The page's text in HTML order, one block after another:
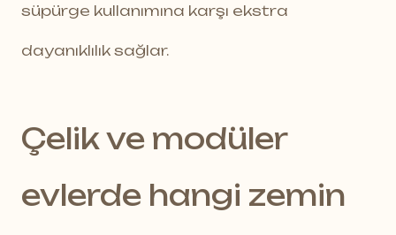
süpürge kullanımına karşı ekstra
dayanıklılık sağlar.
Çelik ve modüler
evlerde hangi zemin